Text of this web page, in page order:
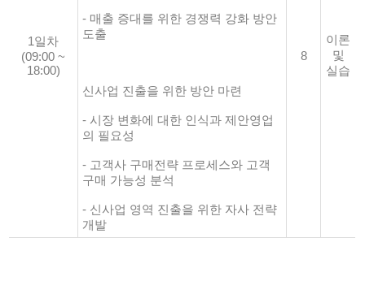
1일차
(09:00 ~
18:00)
- 매출 증대를 위한 경쟁력 강화 방안
도출
신사업 진출을 위한 방안 마련
- 시장 변화에 대한 인식과 제안영업
의 필요성
- 고객사 구매전략 프로세스와 고객
구매 가능성 분석
- 신사업 영역 진출을 위한 자사 전략
개발
8
이론
및
실습